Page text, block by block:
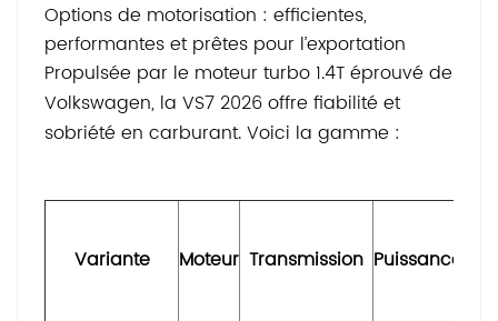
Options de motorisation : efficientes,
performantes et prêtes pour l’exportation
Propulsée par le moteur turbo 1.4T éprouvé de
Volkswagen, la VS7 2026 offre fiabilité et
sobriété en carburant. Voici la gamme :
Variante Moteur Transmission Puissance/